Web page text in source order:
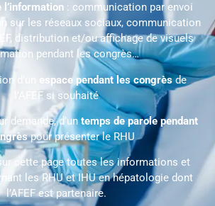
l’information : communication par envoi
sur les réseaux sociaux, communication
distribution et/ou affichage de visuels
pendant les congrès…
d’un espace pendant les congrèsde
l’AFEF si souhaité
demande, d’untemps de parole pendant
pour présenter le RHU
cette page toutes les informations et
les RHU et IHU en hépatologie dont
l’AFEF est partenaire.